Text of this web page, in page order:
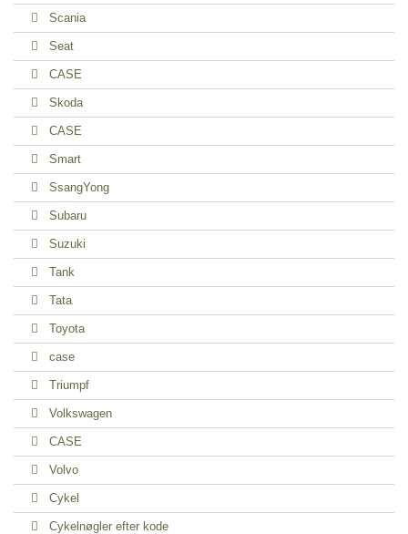
Scania
Seat
CASE
Skoda
CASE
Smart
SsangYong
Subaru
Suzuki
Tank
Tata
Toyota
case
Triumpf
Volkswagen
CASE
Volvo
Cykel
Cykelnøgler efter kode